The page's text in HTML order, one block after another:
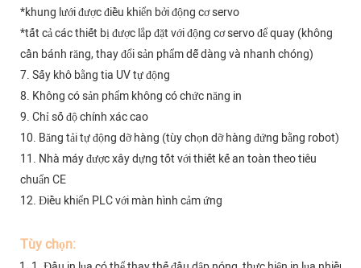
*khung lưới được điều khiển bởi động cơ servo
*tất cả các thiết bị được lắp đặt với động cơ servo để quay (không
cần bánh răng, thay đổi sản phẩm dễ dàng và nhanh chóng)
7. Sấy khô bằng tia UV tự động
8. Không có sản phẩm không có chức năng in
9. Chỉ số độ chính xác cao
10. Băng tải tự động dỡ hàng (tùy chọn dỡ hàng đứng bằng robot)
11. Nhà máy được xây dựng tốt với thiết kế an toàn theo tiêu
chuẩn CE
12. Điều khiển PLC với màn hình cảm ứng
Tùy chọn: